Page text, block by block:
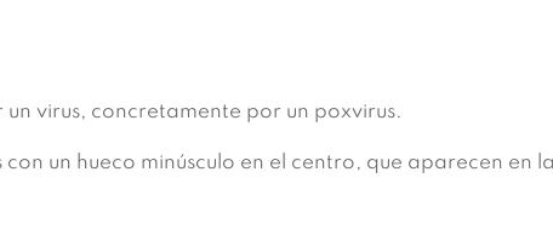
virus, concretamente por un poxvirus.
con un hueco minúsculo en el centro, que aparecen en